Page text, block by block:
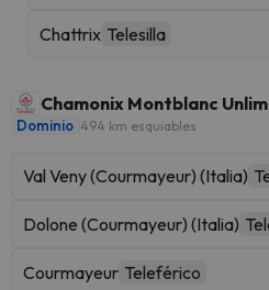
Chattrix Telesilla
Chamonix Montblanc
Dominio 494 km esquiables
Val Veny (Courmayeur) (Italia)
Dolone (Courmayeur) (Italia)
Courmayeur Teleférico